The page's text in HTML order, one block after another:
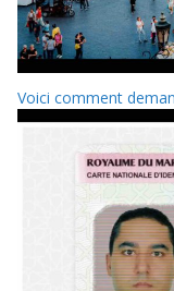
Voici comment